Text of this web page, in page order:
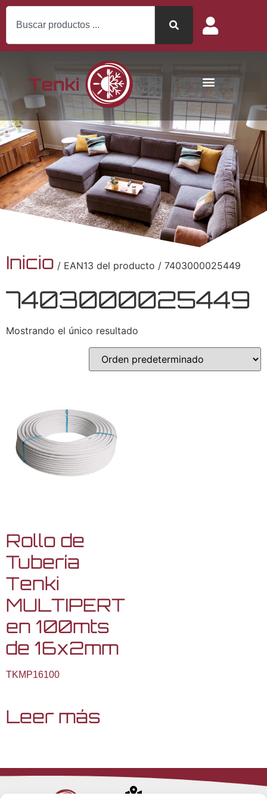
Inicio / EAN13 del producto / 7403000025449
7403000025449
Mostrando el único resultado
Rollo de
Tubería
Tenki
MULTIPERT
en 100mts
de 16x2mm
TKMP16100
Leer más